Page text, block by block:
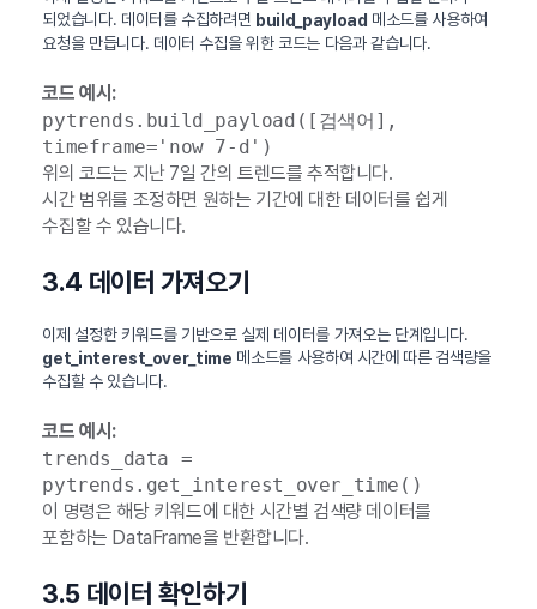
되었습니다. 데이터를 수집하려면 build_payload 메소드를 사용하여
요청을 만듭니다. 데이터 수집을 위한 코드는 다음과 같습니다.
코드 예시:
pytrends.build_payload([검색어],
timeframe='now 7-d')
위의 코드는 지난 7일 간의 트렌드를 추적합니다.
시간 범위를 조정하면 원하는 기간에 대한 데이터를 쉽게
수집할 수 있습니다.
3.4 데이터 가져오기
이제 설정한 키워드를 기반으로 실제 데이터를 가져오는 단계입니다.
get_interest_over_time 메소드를 사용하여 시간에 따른 검색량을
수집할 수 있습니다.
코드 예시:
trends_data =
pytrends.get_interest_over_time()
이 명령은 해당 키워드에 대한 시간별 검색량 데이터를
포함하는 DataFrame을 반환합니다.
3.5 데이터 확인하기